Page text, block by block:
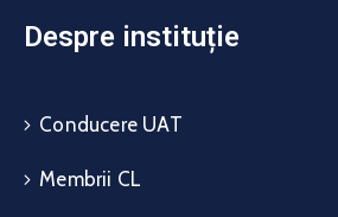
Despre instituție
Conducere UAT
Membrii CL